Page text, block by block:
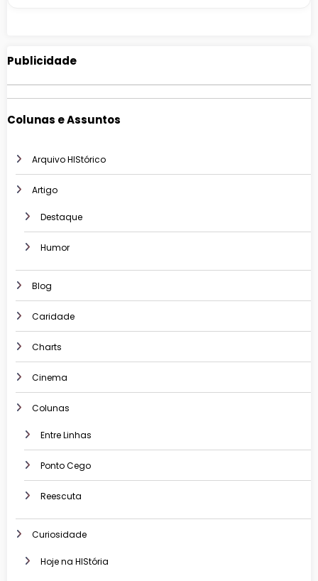
Publicidade
Colunas e Assuntos
Arquivo HIStórico
Artigo
Destaque
Humor
Blog
Caridade
Charts
Cinema
Colunas
Entre Linhas
Ponto Cego
Reescuta
Curiosidade
Hoje na HIStória